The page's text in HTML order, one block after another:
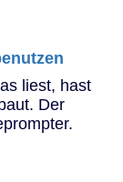
liest, hast
Der